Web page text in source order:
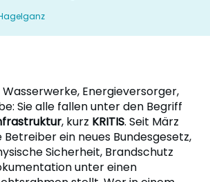
Energieversorger,
Sie alle fallen unter den Begriff
, kurz KRITIS. Seit März
ein neues Bundesgesetz,
Sicherheit, Brandschutz
unter einen